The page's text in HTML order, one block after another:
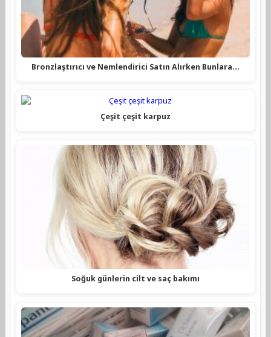
Bronzlaştırıcı ve Nemlendirici Satın Alırken Bunlara…
Çeşit çeşit karpuz
Soğuk günlerin cilt ve saç bakımı